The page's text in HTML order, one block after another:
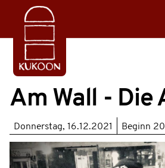
Am Wall - Die
Donnerstag, 16.12.2021 Beginn